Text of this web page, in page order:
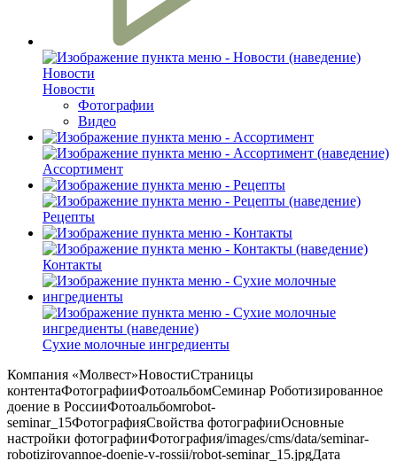
Новости
Новости
Фотографии
Видео
Ассортимент
Рецепты
Контакты
Сухие молочные ингредиенты
Компания «Молвест»НовостиСтраницы
контентаФотографииФотоальбомСеминар Роботизированное
доение в РоссииФотоальбомrobot-
seminar_15ФотографияСвойства фотографииОсновные
настройки фотографииФотография/images/cms/data/seminar-
robotizirovannoe-doenie-v-rossii/robot-seminar_15.jpgДата